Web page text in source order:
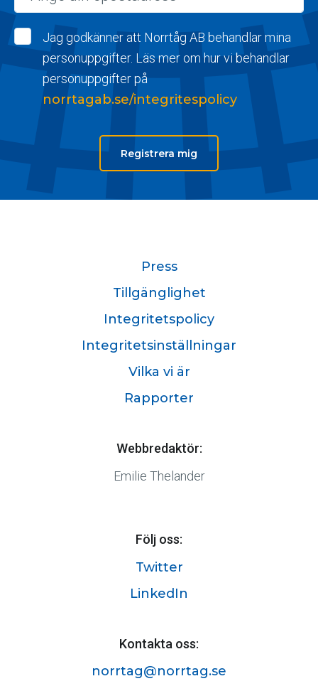
Jag godkänner att Norrtåg AB behandlar mina
personuppgifter. Läs mer om hur vi behandlar
personuppgifter på
norrtagab.se/integritespolicy
Registrera mig
Kontakta oss:
norrtag@norrtag.se
Press
Tillgänglighet
Integritetspolicy
Integritetsinställningar
Vilka vi är
Rapporter
Webbredaktör:
Emilie Thelander
Följ oss:
Twitter
LinkedIn